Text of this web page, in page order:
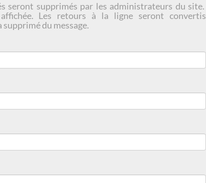
seront supprimés par les administrateurs du site.
Les retours à la ligne seront convertis
du message.